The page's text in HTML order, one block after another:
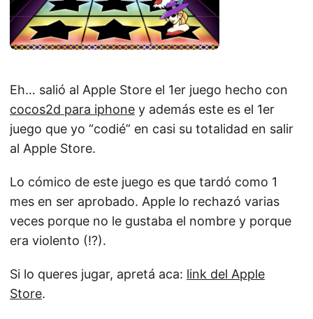
Eh… salió al Apple Store el 1er juego hecho con
cocos2d para iphone y además este es el 1er
juego que yo “codié” en casi su totalidad en salir
al Apple Store.
Lo cómico de este juego es que tardó como 1
mes en ser aprobado. Apple lo rechazó varias
veces porque no le gustaba el nombre y porque
era violento (!?).
Si lo queres jugar, apretá aca: link del Apple
Store.